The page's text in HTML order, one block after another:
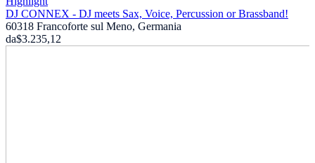
DJ CONNEX - DJ meets Sax, Voice, Percussion or Brassband!
60318 Francoforte sul Meno, Germania
da$3.235,12